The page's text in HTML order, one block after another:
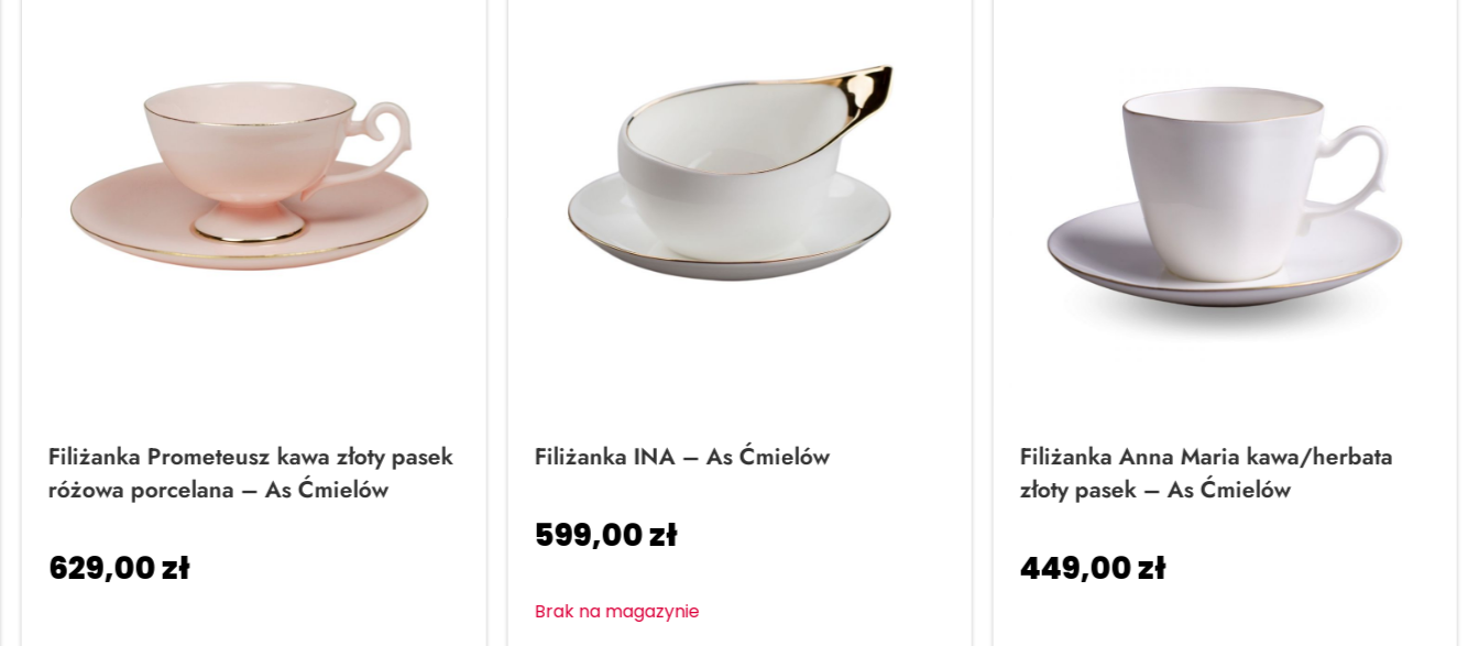
Filiżanka Prometeusz kawa złoty pasek
różowa porcelana – As Ćmielów
629,00zł
Filiżanka INA – As Ćmielów
599,00zł
Brak na magazynie
Filiżanka Anna Maria kawa/herbata
złoty pasek – As Ćmielów
449,00zł